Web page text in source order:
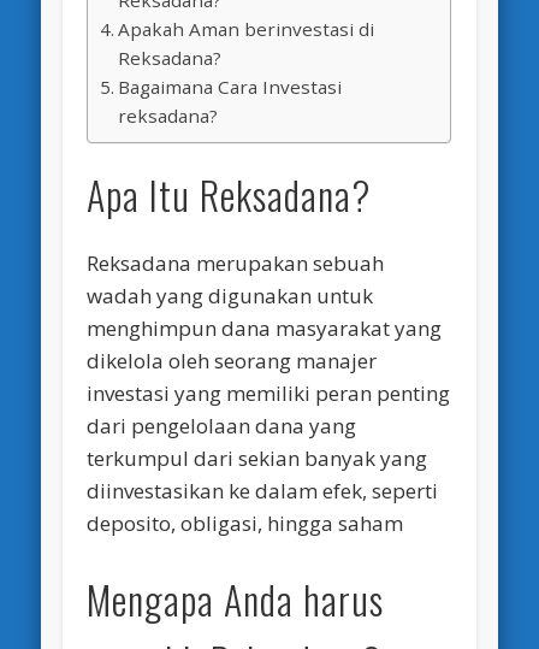
Apakah Aman berinvestasi di
Reksadana?
Bagaimana Cara Investasi
reksadana?
Apa Itu Reksadana?
Reksadana merupakan sebuah
wadah yang digunakan untuk
menghimpun dana masyarakat yang
dikelola oleh seorang manajer
investasi yang memiliki peran penting
dari pengelolaan dana yang
terkumpul dari sekian banyak yang
diinvestasikan ke dalam efek, seperti
deposito, obligasi, hingga saham
Mengapa Anda harus